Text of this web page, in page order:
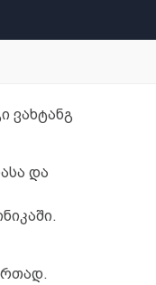
ვახტანგ
და